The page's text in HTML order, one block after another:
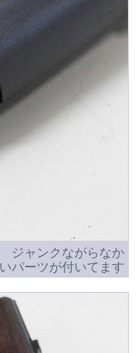
ジャンクながらなか
パーツが付いてます